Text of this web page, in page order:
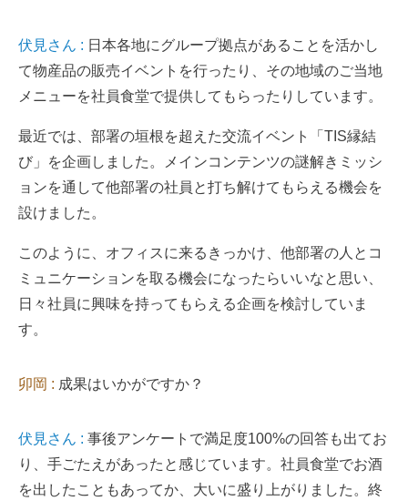
伏見さん : 日本各地にグループ拠点があることを活かし
て物産品の販売イベントを行ったり、その地域のご当地
メニューを社員食堂で提供してもらったりしています。
最近では、部署の垣根を超えた交流イベント「TIS縁結
び」を企画しました。メインコンテンツの謎解きミッシ
ョンを通して他部署の社員と打ち解けてもらえる機会を
設けました。
このように、オフィスに来るきっかけ、他部署の人とコ
ミュニケーションを取る機会になったらいいなと思い、
日々社員に興味を持ってもらえる企画を検討していま
す。
卯岡 : 成果はいかがですか？
伏見さん : 事後アンケートで満足度100%の回答も出てお
り、手ごたえがあったと感じています。社員食堂でお酒
を出したこともあってか、大いに盛り上がりました。終